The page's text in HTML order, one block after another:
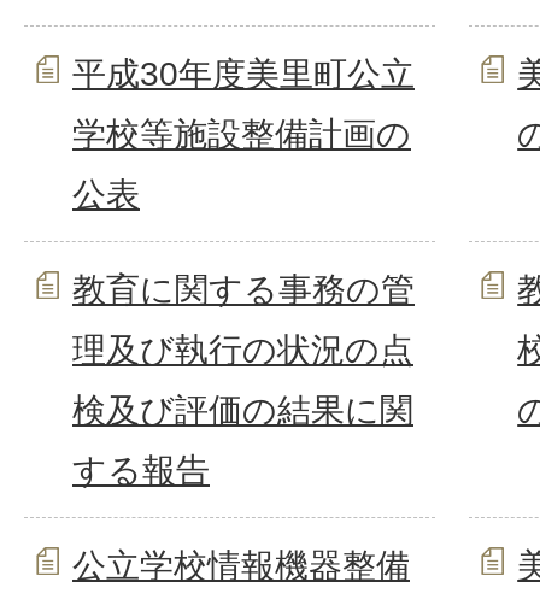
平成30年度美里町公立
学校等施設整備計画の
公表
教育に関する事務の管
理及び執行の状況の点
検及び評価の結果に関
する報告
公立学校情報機器整備